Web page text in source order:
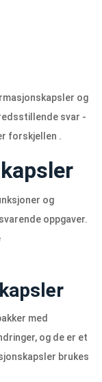
og
svar -
forskjellen .
og
oppgaver.
med
og de er et
brukes